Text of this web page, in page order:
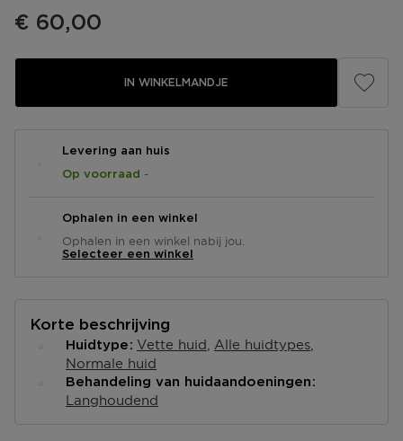
€ 60,00
IN WINKELMANDJE
Levering aan huis
Op voorraad -
Ophalen in een winkel
Ophalen in een winkel nabij jou.
Selecteer een winkel
Korte beschrijving
Huidtype Vette huid Alle huidtypes
Normale huid
Behandeling van huidaandoeningen
Langhoudend